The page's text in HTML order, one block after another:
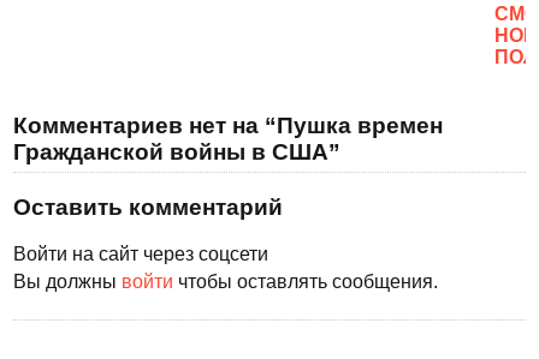
Комментариев нет на “Пушка времен
Гражданской войны в США”
Оставить комментарий
Войти на сайт через соцсети
Вы должны войти чтобы оставлять сообщения.